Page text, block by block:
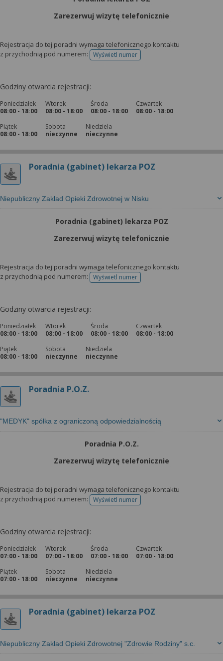
Zarezerwuj wizytę telefonicznie
Rejestracja do tej poradni wymaga telefonicznego kontaktu
z przychodnią pod numerem:
Wyświetl numertelefonu do rejestracji
Godziny otwarcia rejestracji:
Poniedziałek
08:00 - 18:00
Wtorek
08:00 - 18:00
Środa
08:00 - 18:00
Czwartek
08:00 - 18:00
Piątek
08:00 - 18:00
Sobota
nieczynne
Niedziela
nieczynne
Poradnia (gabinet) lekarza POZ
Niepubliczny Zakład Opieki Zdrowotnej w Nisku
Poradnia (gabinet) lekarza POZ
Zarezerwuj wizytę telefonicznie
Rejestracja do tej poradni wymaga telefonicznego kontaktu
z przychodnią pod numerem:
Wyświetl numertelefonu do rejestracji
Godziny otwarcia rejestracji:
Poniedziałek
08:00 - 18:00
Wtorek
08:00 - 18:00
Środa
08:00 - 18:00
Czwartek
08:00 - 18:00
Piątek
08:00 - 18:00
Sobota
nieczynne
Niedziela
nieczynne
Poradnia P.O.Z.
"MEDYK" spółka z ograniczoną odpowiedzialnością
Poradnia P.O.Z.
Zarezerwuj wizytę telefonicznie
Rejestracja do tej poradni wymaga telefonicznego kontaktu
z przychodnią pod numerem:
Wyświetl numertelefonu do rejestracji
Godziny otwarcia rejestracji:
Poniedziałek
07:00 - 18:00
Wtorek
07:00 - 18:00
Środa
07:00 - 18:00
Czwartek
07:00 - 18:00
Piątek
07:00 - 18:00
Sobota
nieczynne
Niedziela
nieczynne
Poradnia (gabinet) lekarza POZ
Niepubliczny Zakład Opieki Zdrowotnej "Zdrowie Rodziny" s.c.
możesz też wycofać zgodę na przetwarzanie Twoich
danych tylko w niektórych celach. Jeżeli chcesz
konfigurację szczegółową, to możesz tego dokonać
za pomocą „Ustawień zaawansowanych”.
narzędzi zewnętrznych w naszym serwisie
znajdziesz w Regulaminie Serwisu.